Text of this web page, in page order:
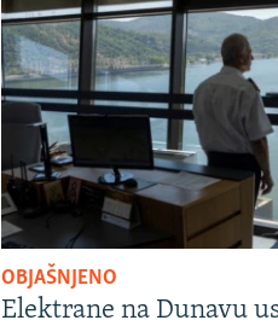
OBJAŠNJENO
Elektrane na Dunavu